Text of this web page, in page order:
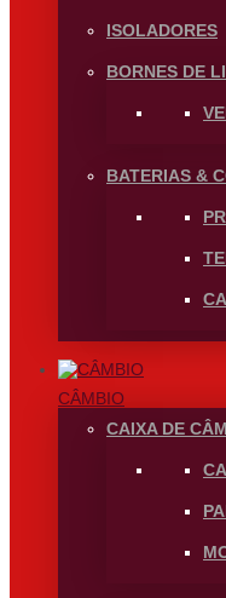
ISOLADORES
BORNES DE
BATERIAS &
CÂMBIO
CAIXA DE